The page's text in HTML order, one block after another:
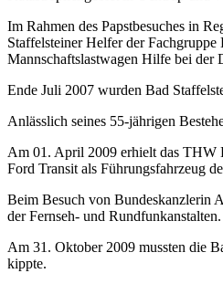
Im Rahmen des Papstbesuches in
Staffelsteiner Helfer der
Mannschaftslastwagen Hilfe bei der
Ende Juli 2007 wurden Bad
Anlässlich seines 55-jährigen
Am 01. April 2009 erhielt das THW
Ford Transit als Führungsfahrzeug
Beim Besuch von Bundeskanzlerin
der Fernseh- und Rundfunkanstalten.
Am 31. Oktober 2009 mussten die
kippte.